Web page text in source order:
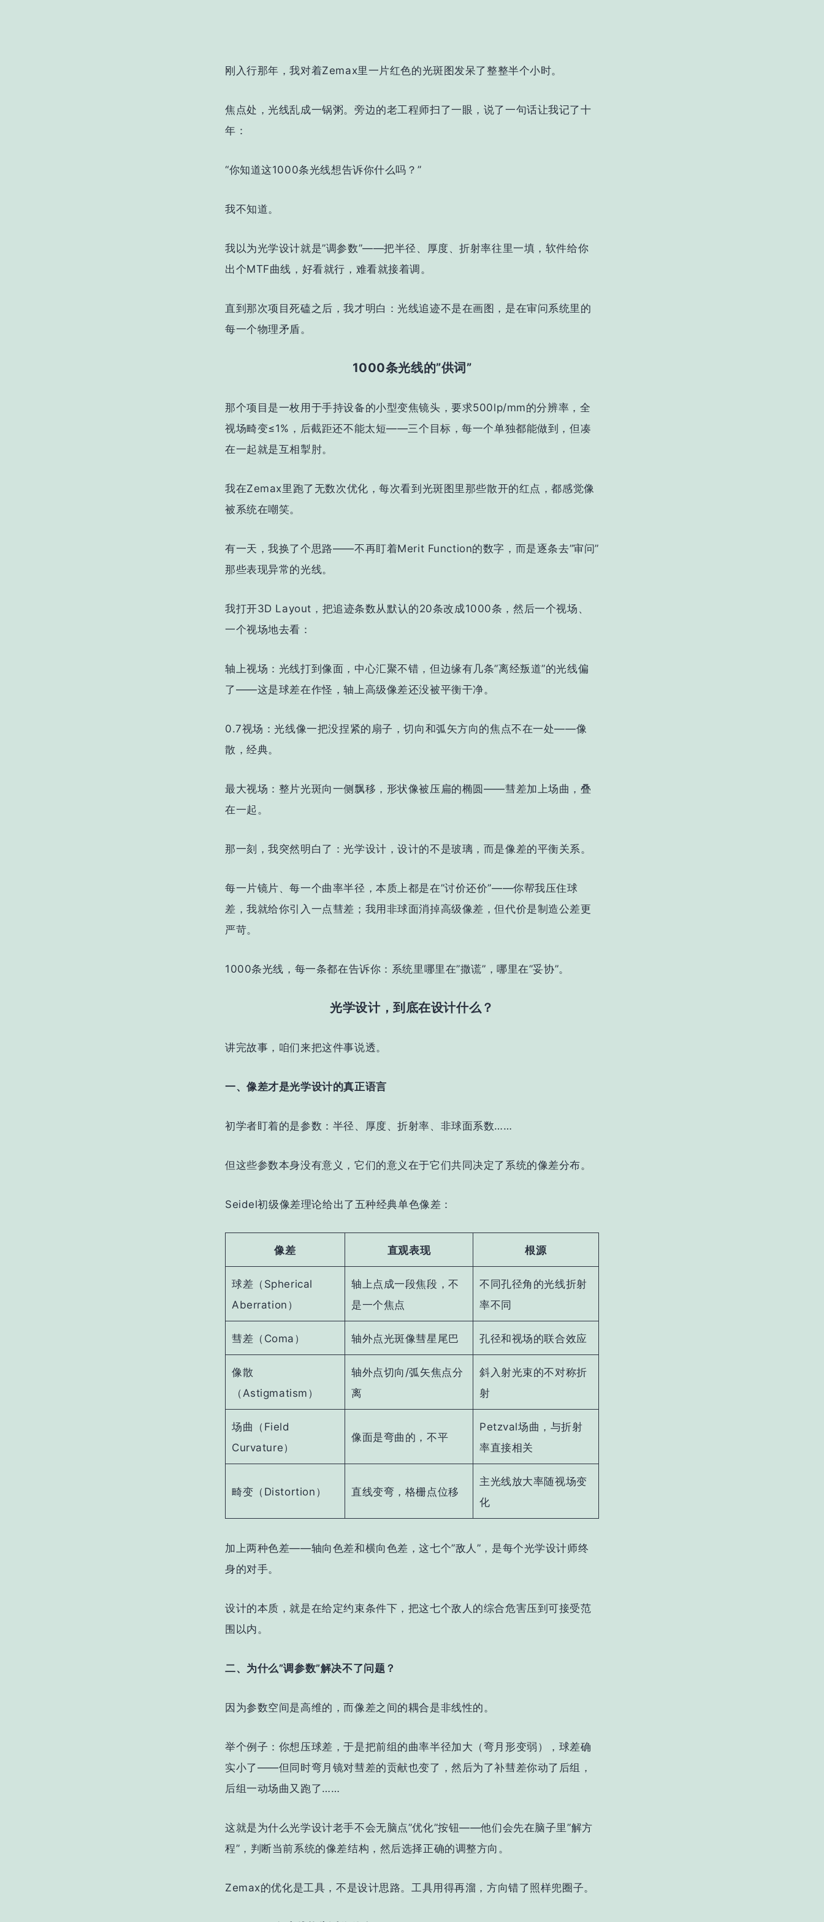
刚入行那年，我对着Zemax里一片红色的光斑图发呆了整整半个小时。
焦点处，光线乱成一锅粥。旁边的老工程师扫了一眼，说了一句话让我记了十
年：
“你知道这1000条光线想告诉你什么吗？”
我不知道。
我以为光学设计就是”调参数”——把半径、厚度、折射率往里一填，软件给你
出个MTF曲线，好看就行，难看就接着调。
直到那次项目死磕之后，我才明白：光线追迹不是在画图，是在审问系统里的
每一个物理矛盾。
1000条光线的”供词”
那个项目是一枚用于手持设备的小型变焦镜头，要求500lp/mm的分辨率，全
视场畸变≤1%，后截距还不能太短——三个目标，每一个单独都能做到，但凑
在一起就是互相掣肘。
我在Zemax里跑了无数次优化，每次看到光斑图里那些散开的红点，都感觉像
被系统在嘲笑。
有一天，我换了个思路——不再盯着Merit Function的数字，而是逐条去”审问”
那些表现异常的光线。
我打开3D Layout，把追迹条数从默认的20条改成1000条，然后一个视场、
一个视场地去看：
轴上视场：光线打到像面，中心汇聚不错，但边缘有几条”离经叛道”的光线偏
了——这是球差在作怪，轴上高级像差还没被平衡干净。
0.7视场：光线像一把没捏紧的扇子，切向和弧矢方向的焦点不在一处——像
散 ，经典。
最大视场：整片光斑向一侧飘移，形状像被压扁的椭圆——彗差加上场曲，叠
在一起。
那一刻，我突然明白了：光学设计，设计的不是玻璃，而是像差的平衡关系。
每一片镜片、每一个曲率半径，本质上都是在”讨价还价”——你帮我压住球
差，我就给你引入一点彗差；我用非球面消掉高级像差，但代价是制造公差更
严苛。
1000条光线，每一条都在告诉你：系统里哪里在”撒谎”，哪里在”妥协”。
光学设计，到底在设计什么？
讲完故事，咱们来把这件事说透。
一、像差才是光学设计的真正语言
初学者盯着的是参数：半径、厚度、折射率、非球面系数……
但这些参数本身没有意义， 它们的意义在于它们共同决定了系统的像差分布。
Seidel初级像差理论给出了五种经典单色像差：
像差 直观表现 根源
球差（Spherical
Aberration）
轴上点成一段焦段，不
是一个焦点
不同孔径角的光线折射
率不同
彗差（Coma） 轴外点光斑像彗星尾巴 孔径和视场的联合效应
像散
（Astigmatism）
轴外点切向/弧矢焦点分
离
斜入射光束的不对称折
射
场曲（Field
Curvature）
像面是弯曲的，不平
Petzval场曲，与折射
率直接相关
畸变（Distortion） 直线变弯，格栅点位移
主光线放大率随视场变
化
加上两种色差——轴向色差和横向色差 ，这七个”敌人”，是每个光学设计师终
身的对手。
设计的本质，就是在给定约束条件下，把这七个敌人的综合危害压到可接受范
围以内。
二、为什么”调参数”解决不了问题？
因为参数空间是高维的，而像差之间的耦合是非线性的。
举个例子：你想压球差，于是把前组的曲率半径加大（弯月形变弱），球差确
实小了——但同时弯月镜对彗差的贡献也变了，然后为了补彗差你动了后组，
后组一动场曲又跑了……
这就是为什么光学设计老手不会无脑点”优化”按钮——他们会先在脑子里”解方
程”，判断当前系统的像差结构，然后选择正确的调整方向。
Zemax的优化是工具，不是设计思路。工具用得再溜，方向错了照样兜圈子。